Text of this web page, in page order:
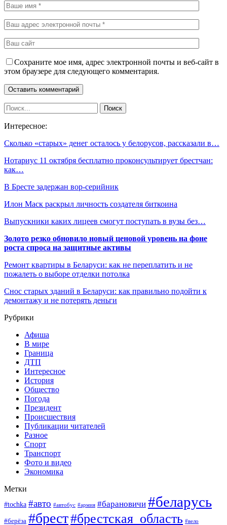
Сохраните мое имя, адрес электронной почты и веб-сайт в
этом браузере для следующего комментария.
Интересное:
Сколько «старых» денег осталось у белорусов, рассказали в…
Нотариус 11 октября бесплатно проконсультирует брестчан:
как…
В Бресте задержан вор-серийник
Илон Маск раскрыл личность создателя биткоина
Выпускники каких лицеев смогут поступать в вузы без…
Золото резко обновило новый ценовой уровень на фоне
роста спроса на защитные активы
Ремонт квартиры в Беларуси: как не переплатить и не
пожалеть о выборе отделки потолка
Снос старых зданий в Беларуси: как правильно подойти к
демонтажу и не потерять деньги
Рубрики
Афиша
В мире
Граница
ДТП
Интересное
История
Общество
Погода
Президент
Происшествия
Публикации читателей
Разное
Спорт
Транспорт
Фото и видео
Экономика
Метки
#tochka #авто #автобус #армия #барановичи #беларусь
#берёза #брест#брестская_область #вело